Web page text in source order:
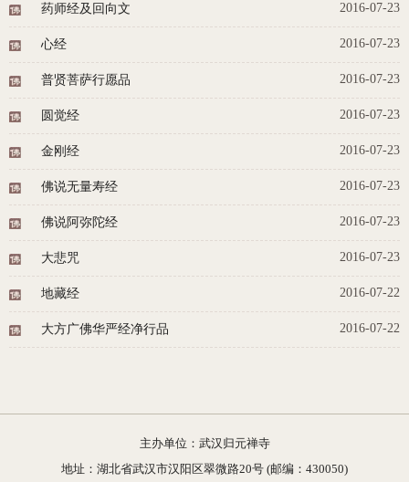
药师经及回向文 2016-07-23
心经 2016-07-23
普贤菩萨行愿品 2016-07-23
圆觉经 2016-07-23
金刚经 2016-07-23
佛说无量寿经 2016-07-23
佛说阿弥陀经 2016-07-23
大悲咒 2016-07-23
地藏经 2016-07-22
大方广佛华严经净行品 2016-07-22
主办单位：武汉归元禅寺
地址：湖北省武汉市汉阳区翠微路20号 (邮编：430050)